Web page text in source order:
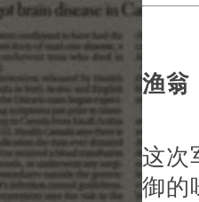
渔翁
这次
御的